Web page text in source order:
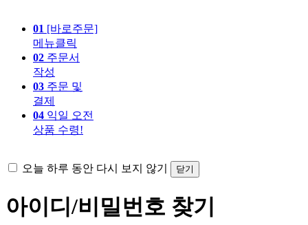
01 [바로주문]
메뉴클릭
02 주문서
작성
03 주문 및
결제
04 익일 오전
상품 수령!
오늘 하루 동안 다시 보지 않기 닫기
아이디/비밀번호 찾기